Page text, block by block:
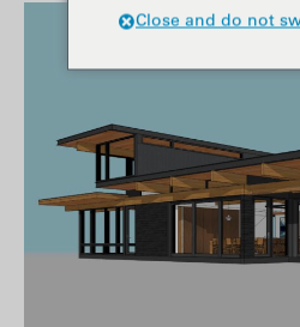
Close and do not